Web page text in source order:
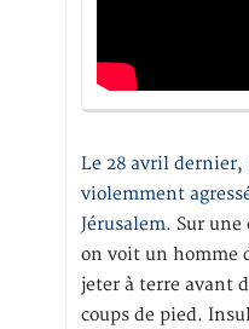
Le 28 avril dernier,
violemment
Jérusalem. Sur une
on voit un homme
jeter à terre avant
coups de pied.